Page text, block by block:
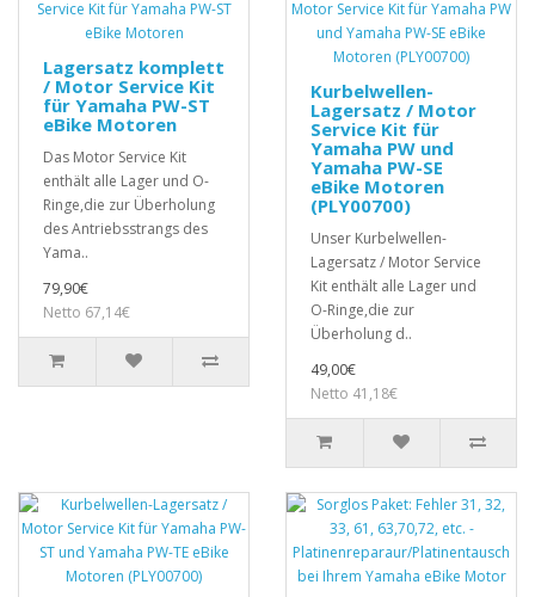
Lagersatz komplett
/ Motor Service Kit
für Yamaha PW-ST
eBike Motoren
Das Motor Service Kit
enthält alle Lager und O-
Ringe,die zur Überholung
des Antriebsstrangs des
Yama..
79,90€
Netto 67,14€
Kurbelwellen-
Lagersatz / Motor
Service Kit für
Yamaha PW und
Yamaha PW-SE
eBike Motoren
(PLY00700)
Unser Kurbelwellen-
Lagersatz / Motor Service
Kit enthält alle Lager und
O-Ringe,die zur
Überholung d..
49,00€
Netto 41,18€